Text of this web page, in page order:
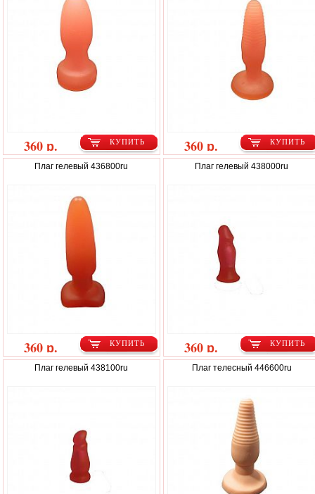
КУПИТЬ
360 р. КУПИТЬ
360 р.
Плаг гелевый 436800ru
КУПИТЬ
360 р.
Плаг гелевый 438000ru
КУПИТЬ
360 р.
Плаг гелевый 438100ru Плаг телесный 446600ru